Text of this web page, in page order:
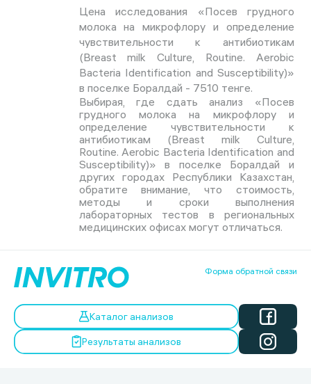
Цена исследования «Посев грудного
молока на микрофлору и определение
чувствительности к антибиотикам
(Breast milk Culture, Routine. Aerobic
Bacteria Identification and Susceptibility)»
в поселке Боралдай - 7510 тенге.
Выбирая, где сдать анализ «Посев
грудного молока на микрофлору и
определение чувствительности к
антибиотикам (Breast milk Culture,
Routine. Aerobic Bacteria Identification and
Susceptibility)» в поселке Боралдай и
других городах Республики Казахстан,
обратите внимание, что стоимость,
методы и сроки выполнения
лабораторных тестов в региональных
медицинских офисах могут отличаться.
Форма обратной связи
Каталог анализов
Результаты анализов